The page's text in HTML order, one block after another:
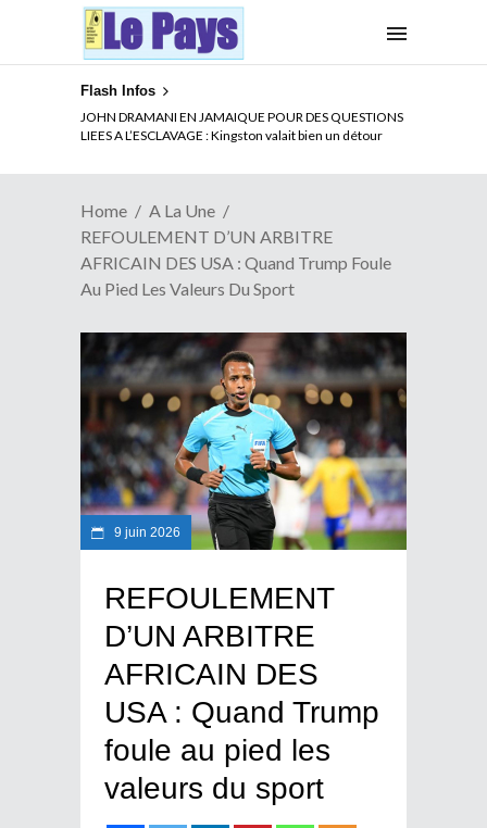
Flash Infos
JOHN DRAMANI EN JAMAIQUE POUR DES QUESTIONS
LIEES A L’ESCLAVAGE : Kingston valait bien un détour
ELECTION DE TALON A LA TETE DU SENAT BENINOIS :
Quand Patrice quitte le pouvoir sans partir !
Home
A La Une
REFOULEMENT D’UN ARBITRE
AFRICAIN DES USA : Quand Trump Foule
Au Pied Les Valeurs Du Sport
9 juin 2026
REFOULEMENT
D’UN ARBITRE
AFRICAIN DES
USA : Quand Trump
foule au pied les
valeurs du sport